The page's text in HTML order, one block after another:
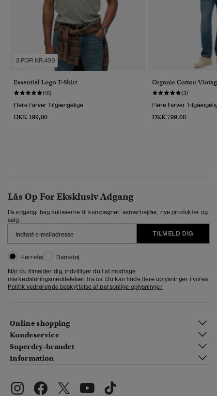
3 FOR KR.499
Essential Logo T-Shirt
(16)
Flere Farver Tilgængelige
DKK 199,00
Organic Cotton
(3)
Flere Farver
DKK 799,00
Lås Op For Eksklusiv Adgang
Få adgang: bag kulisserne til kampagner, samarbejder, nye produkter og
salg.
TILMELD DIG
Herretøj
Dametøj
Når du tilmelder dig, indvilliger du i at modtage
markedsføringsmeddelelser fra os. Du kan finde flere oplysninger i vores
Politik vedrørende beskyttelse af personlige oplysninger
Online shopping
Kundeservice
Superdry-brandet
Information